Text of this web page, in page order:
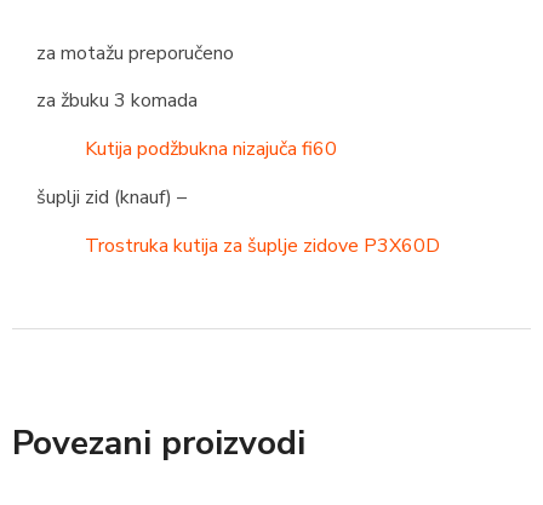
za motažu preporučeno
za žbuku 3 komada
Kutija podžbukna nizajuča fi60
šuplji zid (knauf) –
Trostruka kutija za šuplje zidove P3X60D
Povezani proizvodi